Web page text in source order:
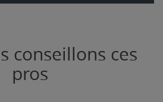
conseillons ces
pros